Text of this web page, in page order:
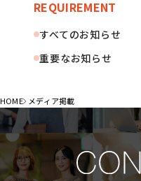
REQUIREMENT
すべてのお知らせ
重要なお知らせ
HOME メディア掲載